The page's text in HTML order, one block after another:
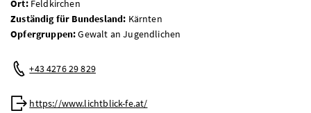
Ort:Feldkirchen
Zuständig für Bundesland: Kärnten
Opfergruppen:Gewalt an Jugendlichen
Telefon:
+43 4276 29 829
Web:
https://www.lichtblick-fe.at/